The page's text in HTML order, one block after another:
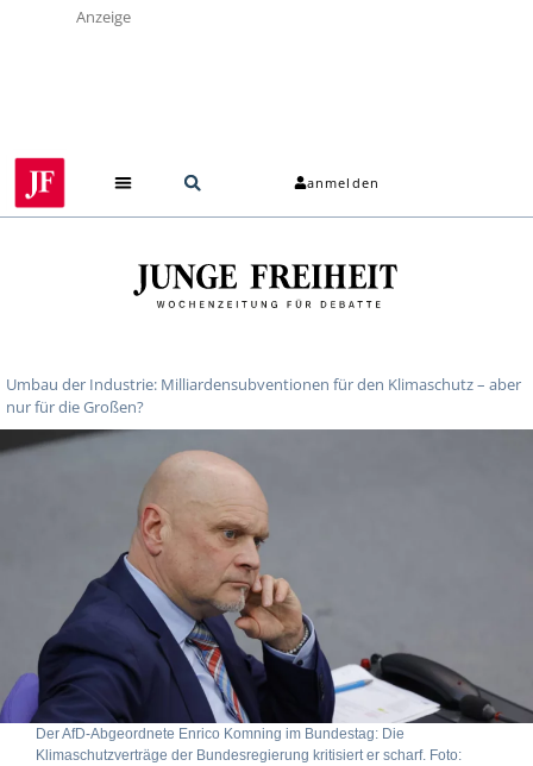
Anzeige
anmelden
Umbau der Industrie: Milliardensubventionen für den Klimaschutz – aber
nur für die Großen?
Der AfD-Abgeordnete Enrico Komning im Bundestag: Die
Klimaschutzverträge der Bundesregierung kritisiert er scharf. Foto: